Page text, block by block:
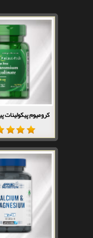
کرومیوم پیکولینات